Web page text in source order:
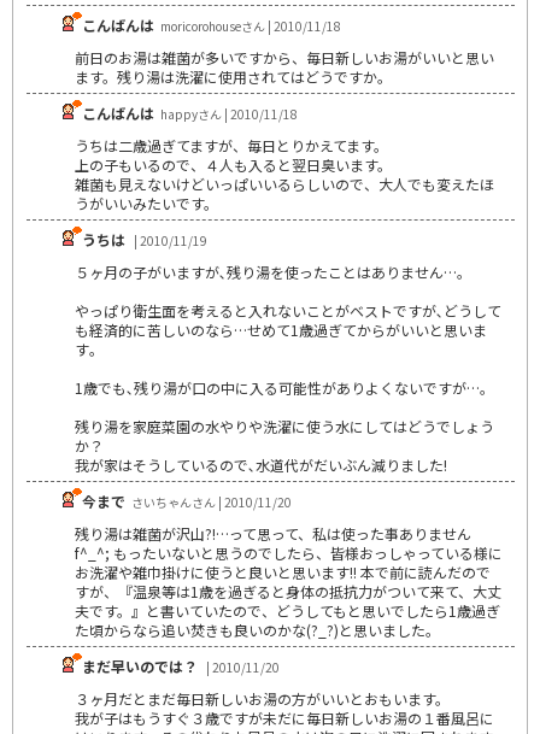
こんばんは moricorohouseさん | 2010/11/18
前日のお湯は雑菌が多いですから、毎日新しいお湯がいいと思い
ます。残り湯は洗濯に使用されてはどうですか。
こんばんは happyさん | 2010/11/18
うちは二歳過ぎてますが、毎日とりかえてます。
上の子もいるので、４人も入ると翌日臭います。
雑菌も見えないけどいっぱいいるらしいので、大人でも変えたほ
うがいいみたいです。
うちは | 2010/11/19
５ヶ月の子がいますが､残り湯を使ったことはありません…｡
やっぱり衛生面を考えると入れないことがベストですが､どうして
も経済的に苦しいのなら…せめて1歳過ぎてからがいいと思いま
す｡
1歳でも､残り湯が口の中に入る可能性がありよくないですが…｡
残り湯を家庭菜園の水やりや洗濯に使う水にしてはどうでしょう
か？
我が家はそうしているので､水道代がだいぶん減りました!
今まで さいちゃんさん | 2010/11/20
残り湯は雑菌が沢山?!…って思って、私は使った事ありません
f^_^; もったいないと思うのでしたら、皆様おっしゃっている様に
お洗濯や雑巾掛けに使うと良いと思います!! 本で前に読んだので
すが、『温泉等は1歳を過ぎると身体の抵抗力がついて来て、大丈
夫です。』と書いていたので、どうしてもと思いでしたら1歳過ぎ
た頃からなら追い焚きも良いのかな(?_?)と思いました。
まだ早いのでは？
| 2010/11/20
３ヶ月だとまだ毎日新しいお湯の方がいいとおもいます。
我が子はもうすぐ３歳ですが未だに毎日新しいお湯の１番風呂に